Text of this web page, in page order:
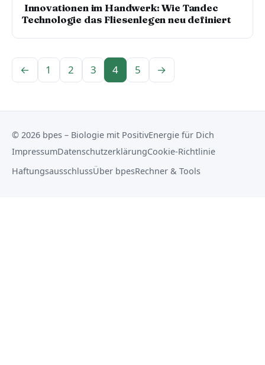
Innovationen im Handwerk: Wie Tandec
Technologie das Fliesenlegen neu definiert
← 1 2 3 4 5 →
© 2026 bpes – Biologie mit PositivEnergie für Dich
ImpressumDatenschutzerklärungCookie-Richtlinie
HaftungsausschlussÜber bpesRechner & Tools